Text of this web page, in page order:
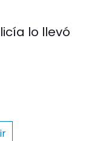
lo llevó